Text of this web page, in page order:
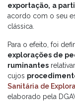
exportação, a
acordo com o seu
clássica.
Para o efeito, foi
explorações de
ruminantes
cujos
Sanitária de
elaborado pela